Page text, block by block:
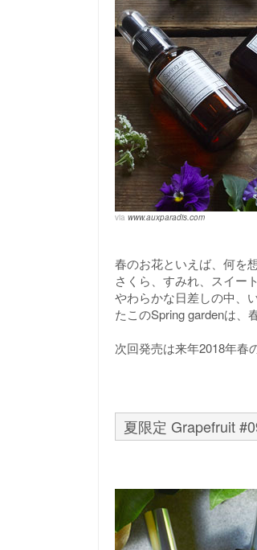
via www.auxparadis.com
春のお花といえば、何を
さくら、すみれ、スイー
やわらかな日差しの中、
たこのSpring gardenは、
次回発売は来年2018年春
夏限定 Grapefruit